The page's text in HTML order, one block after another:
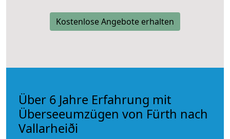
Kostenlose Angebote erhalten
Über 6 Jahre Erfahrung mit
Überseeumzügen von Fürth nach
Vallarheiði